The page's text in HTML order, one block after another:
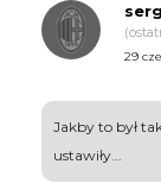
29
Jakby to był
ustawiły...